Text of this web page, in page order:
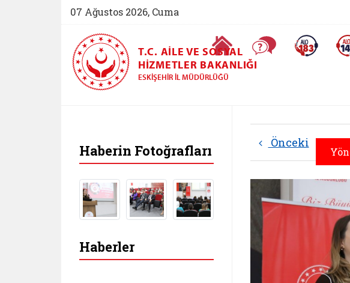
07 Ağustos 2026, Cuma
Ana Sayfa Sıkça Sorulan Sorular
Alo 183
T.C. AILE VE SOSYAL
HIZMETLER BAKANLIĞI
ESKIŞEHIR İL MÜDÜRLÜĞÜ
Önceki
Haberin Fotoğrafları
Haberler